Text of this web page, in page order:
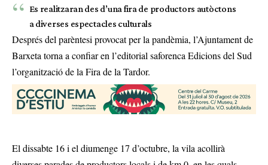
Es realitzaran des d’una fira de productors autòctons
a diverses espectacles culturals
Després del parèntesi provocat per la pandèmia, l’Ajuntament de
Barxeta torna a confiar en l’editorial saforenca Edicions del Sud
l’organització de la Fira de la Tardor.
El dissabte 16 i el diumenge 17 d’octubre, la vila acollirà